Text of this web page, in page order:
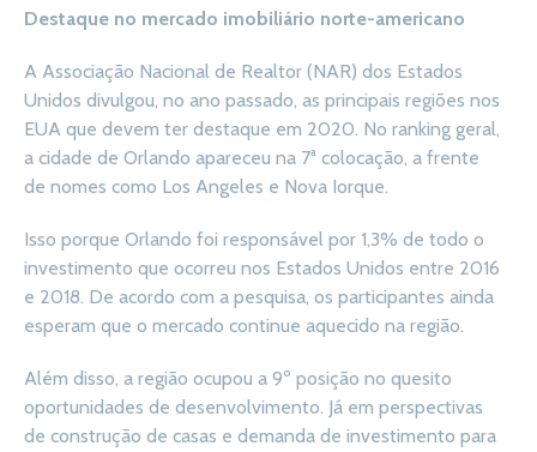
Destaque no mercado imobiliário norte-americano
A Associação Nacional de Realtor (NAR) dos Estados
Unidos divulgou, no ano passado, as principais regiões nos
EUA que devem ter destaque em 2020. No ranking geral,
a cidade de Orlando apareceu na 7ª colocação, a frente
de nomes como Los Angeles e Nova Iorque.
Isso porque Orlando foi responsável por 1,3% de todo o
investimento que ocorreu nos Estados Unidos entre 2016
e 2018. De acordo com a pesquisa, os participantes ainda
esperam que o mercado continue aquecido na região.
Além disso, a região ocupou a 9º posição no quesito
oportunidades de desenvolvimento. Já em perspectivas
de construção de casas e demanda de investimento para